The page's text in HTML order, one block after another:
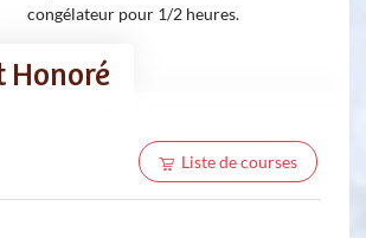
congélateur pour 1/2 heures.
Honoré
Liste de courses